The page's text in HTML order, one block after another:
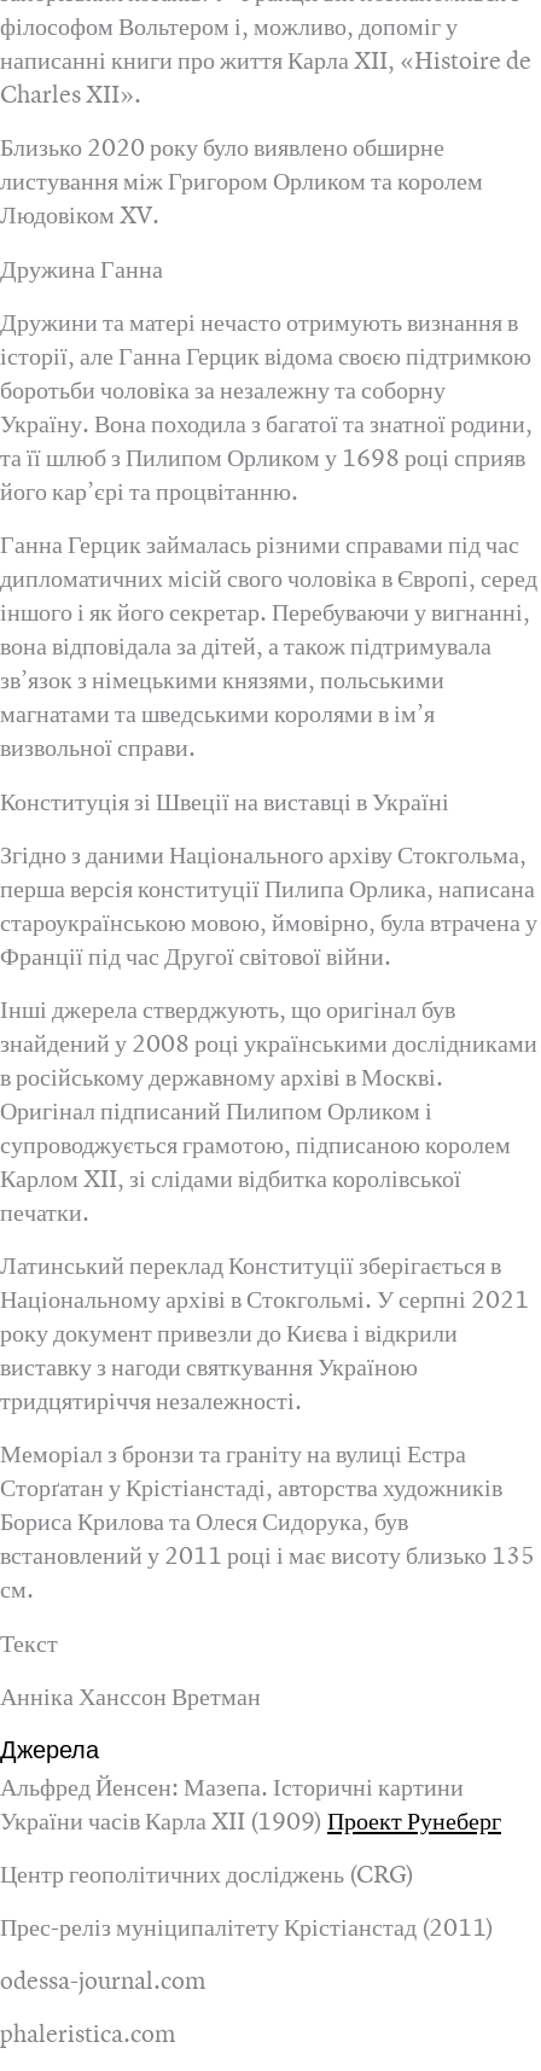
філософом Вольтером і, можливо, допоміг у
написанні книги про життя Карла XII, «Histoire de
Charles XII».
Близько 2020 року було виявлено обширне
листування між Григором Орликом та королем
Людовіком XV.
Дружина Ганна
Дружини та матері нечасто отримують визнання в
історії, але Ганна Герцик відома своєю підтримкою
боротьби чоловіка за незалежну та соборну
Україну. Вона походила з багатої та знатної родини,
та її шлюб з Пилипом Орликом у 1698 році сприяв
його кар’єрі та процвітанню.
Ганна Герцик займалась різними справами під час
дипломатичних місій свого чоловіка в Європі, серед
іншого і як його секретар. Перебуваючи у вигнанні,
вона відповідала за дітей, а також підтримувала
зв’язок з німецькими князями, польськими
магнатами та шведськими королями в ім’я
визвольної справи.
Конституція зі Швеції на виставці в Україні
Згідно з даними Національного архіву Стокгольма,
перша версія конституції Пилипа Орлика, написана
староукраїнською мовою, ймовірно, була втрачена у
Франції під час Другої світової війни.
Інші джерела стверджують, що оригінал був
знайдений у 2008 році українськими дослідниками
в російському державному архіві в Москві.
Оригінал підписаний Пилипом Орликом і
супроводжується грамотою, підписаною королем
Карлом XII, зі слідами відбитка королівської
печатки.
Латинський переклад Конституції зберігається в
Національному архіві в Стокгольмі. У серпні 2021
року документ привезли до Києва і відкрили
виставку з нагоди святкування Україною
тридцятиріччя незалежності.
Меморіал з бронзи та граніту на вулиці Естра
Сторґатан у Крістіанстаді, авторства художників
Бориса Крилова та Олеся Сидорука, був
встановлений у 2011 році і має висоту близько 135
см.
Текст
Анніка Ханссон Вретман
Джерела
Альфред Йенсен: Мазепа. Історичні картини
України часів Карла XII (1909) Проект Рунеберг
Центр геополітичних досліджень (CRG)
Прес-реліз муніципалітету Крістіанстад (2011)
odessa-journal.com
phaleristica.com